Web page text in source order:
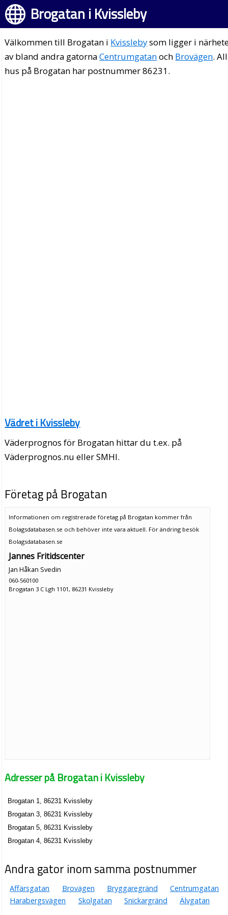
Brogatan i Kvissleby
Välkommen till Brogatan i Kvisslebysom ligger i
av bland andra gatornaCentrumgatanoch Brovägen.
hus på Brogatan har postnummer 86231.
Vädret i Kvissleby
Väderprognos för Brogatan hittar du t.ex. på
Väderprognos.nu eller SMHI.
Företag på Brogatan
Informationen om registrerade företag på Brogatan kommer från
Bolagsdatabasen.se och behöver inte vara aktuell. För ändring besök
Bolagsdatabasen.se
Jannes Fritidscenter
Jan Håkan Svedin
060-560100
Brogatan 3 C Lgh 1101, 86231 Kvissleby
Adresser på Brogatan i Kvissleby
Brogatan 1, 86231 Kvissleby
Brogatan 3, 86231 Kvissleby
Brogatan 5, 86231 Kvissleby
Brogatan 4, 86231 Kvissleby
Andra gator inom samma postnummer
Affärsgatan Brovägen Bryggaregränd
Centrumgatan
Harabergsvägen
Skolgatan Snickargränd Älvgatan